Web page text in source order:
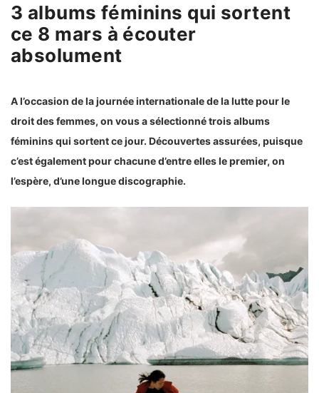
3 albums féminins qui sortent
ce 8 mars à écouter
absolument
A l’occasion de la journée internationale de la lutte pour le
droit des femmes, on vous a sélectionné trois albums
féminins qui sortent ce jour. Découvertes assurées, puisque
c’est également pour chacune d’entre elles le premier, on
l’espère, d’une longue discographie.